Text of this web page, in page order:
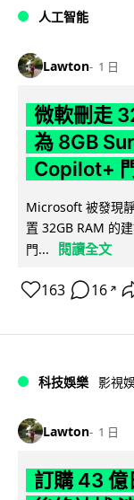
人工智能
Lawton 1 日
微軟刪走
為 8GB
Copilot+
Microsoft 被發現
置 32GB RAM 的
門...
閱讀全文
163 16 ↗
科技娛樂 影視
Lawton 1 日
訂購 43 億